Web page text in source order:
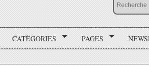
CATÉGORIES PAGES